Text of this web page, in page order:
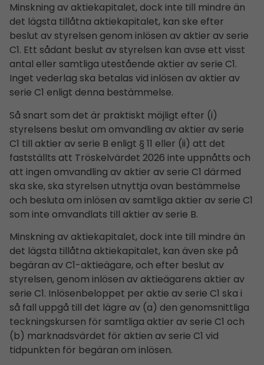
Minskning av aktiekapitalet, dock inte till mindre än
det lägsta tillåtna aktiekapitalet, kan ske efter
beslut av styrelsen genom inlösen av aktier av serie
C1. Ett sådant beslut av styrelsen kan avse ett visst
antal eller samtliga utestående aktier av serie C1.
Inget vederlag ska betalas vid inlösen av aktier av
serie C1 enligt denna bestämmelse.
Så snart som det är praktiskt möjligt efter (i)
styrelsens beslut om omvandling av aktier av serie
C1 till aktier av serie B enligt § 11 eller (ii) att det
fastställts att Tröskelvärdet 2026 inte uppnåtts och
att ingen omvandling av aktier av serie C1 därmed
ska ske, ska styrelsen utnyttja ovan bestämmelse
och besluta om inlösen av samtliga aktier av serie C1
som inte omvandlats till aktier av serie B.
Minskning av aktiekapitalet, dock inte till mindre än
det lägsta tillåtna aktiekapitalet, kan även ske på
begäran av C1-aktieägare, och efter beslut av
styrelsen, genom inlösen av aktieägarens aktier av
serie C1. Inlösenbeloppet per aktie av serie C1 ska i
så fall uppgå till det lägre av (a) den genomsnittliga
teckningskursen för samtliga aktier av serie C1 och
(b) marknadsvärdet för aktien av serie C1 vid
tidpunkten för begäran om inlösen.